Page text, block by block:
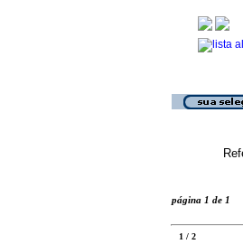
página 1 de 1
1 / 2